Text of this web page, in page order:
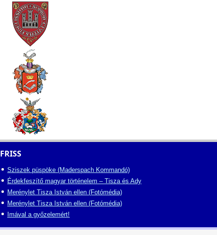
FRISS
Sziszek püspöke (Maderspach Kommandó)
Érdekfeszítő magyar történelem – Tisza és Ady
Merénylet Tisza István ellen (Fotómédia)
Merénylet Tisza István ellen (Fotómédia)
Imával a győzelemért!